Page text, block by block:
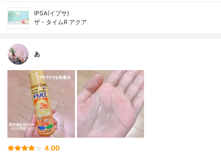
IPSA(イプサ)
ザ・タイムR アクア
あ
4.00